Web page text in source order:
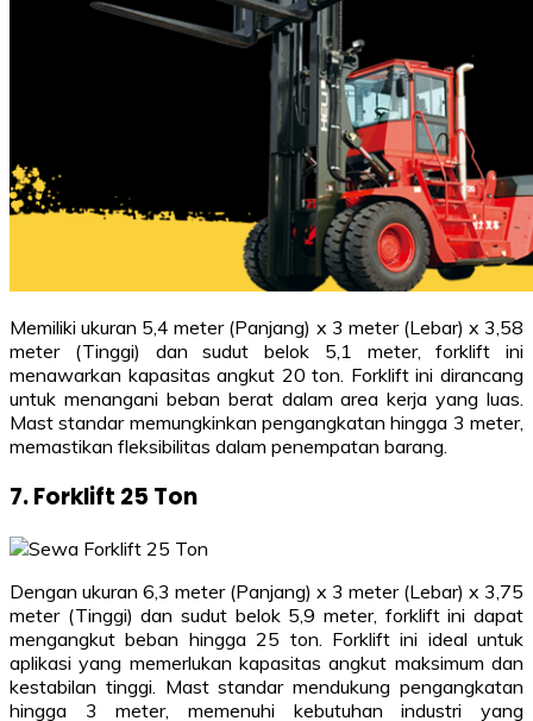
Memiliki ukuran 5,4 meter (Panjang) x 3 meter (Lebar) x 3,58
meter (Tinggi) dan sudut belok 5,1 meter, forklift ini
menawarkan kapasitas angkut 20 ton. Forklift ini dirancang
untuk menangani beban berat dalam area kerja yang luas.
Mast standar memungkinkan pengangkatan hingga 3 meter,
memastikan fleksibilitas dalam penempatan barang.
7. Forklift 25 Ton
Dengan ukuran 6,3 meter (Panjang) x 3 meter (Lebar) x 3,75
meter (Tinggi) dan sudut belok 5,9 meter, forklift ini dapat
mengangkut beban hingga 25 ton. Forklift ini ideal untuk
aplikasi yang memerlukan kapasitas angkut maksimum dan
kestabilan tinggi. Mast standar mendukung pengangkatan
hingga 3 meter, memenuhi kebutuhan industri yang